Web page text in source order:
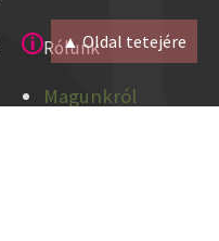
▲ Oldal tetejére
Rólunk
Magunkról